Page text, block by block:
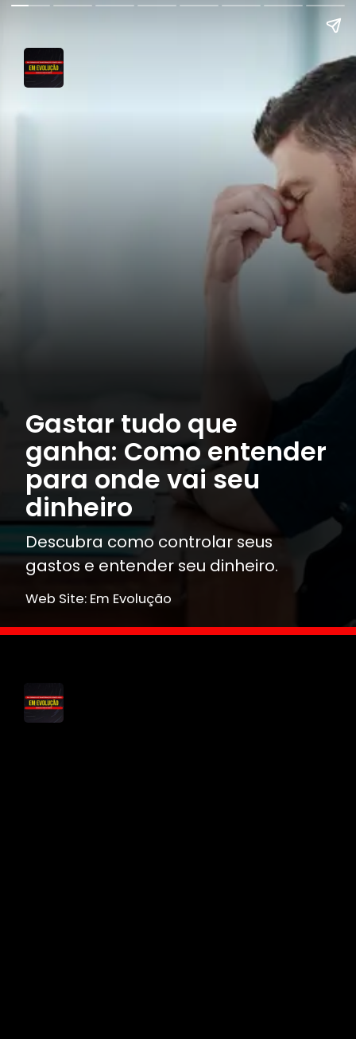
Gastar tudo que
ganha: Como entender
para onde vai seu
dinheiro
Descubra como controlar seus
gastos e entender seu dinheiro.
Web Site: Em Evolução